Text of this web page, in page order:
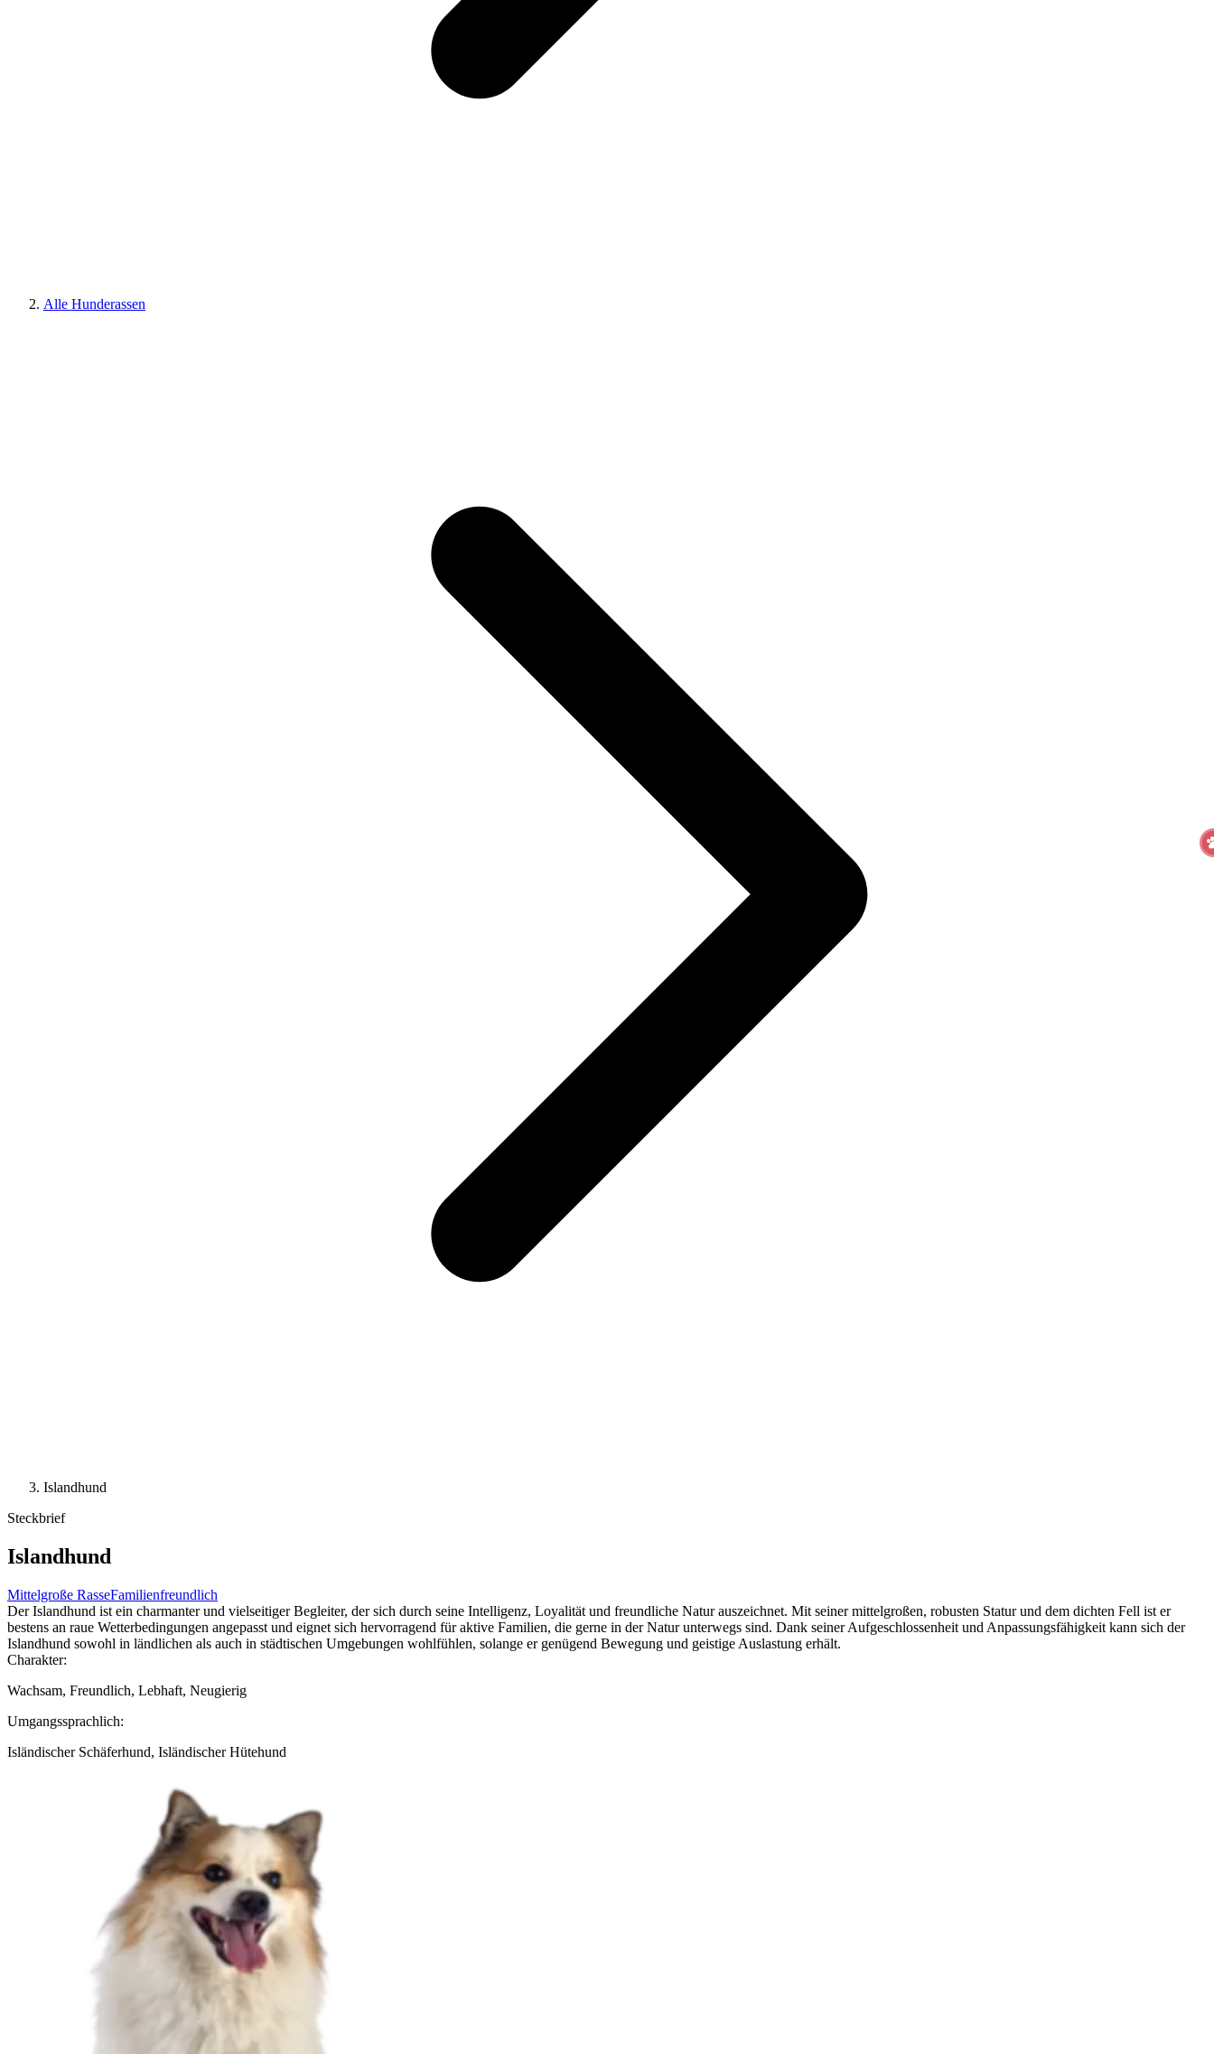
Alle Hunderassen
Islandhund
Steckbrief
Islandhund
Mittelgroße RasseFamilienfreundlich
Der Islandhund ist ein charmanter und vielseitiger Begleiter, der sich durch seine Intelligenz, Loyalität und freundliche Natur auszeichnet. Mit seiner mittelgroßen, robusten Statur und dem dichten Fell ist er
bestens an raue Wetterbedingungen angepasst und eignet sich hervorragend für aktive Familien, die gerne in der Natur unterwegs sind. Dank seiner Aufgeschlossenheit und Anpassungsfähigkeit kann sich der
Islandhund sowohl in ländlichen als auch in städtischen Umgebungen wohlfühlen, solange er genügend Bewegung und geistige Auslastung erhält.
Charakter:
Wachsam, Freundlich, Lebhaft, Neugierig
Umgangssprachlich:
Isländischer Schäferhund, Isländischer Hütehund